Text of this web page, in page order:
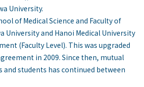
University.
of Medical Science and Faculty of
University and Hanoi Medical University
(Faculty Level). This was upgraded
in 2009. Since then, mutual
and students has continued between